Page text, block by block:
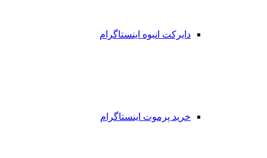
دایرکت انبوه اینستاگرام
خرید پرموت اینستاگرام